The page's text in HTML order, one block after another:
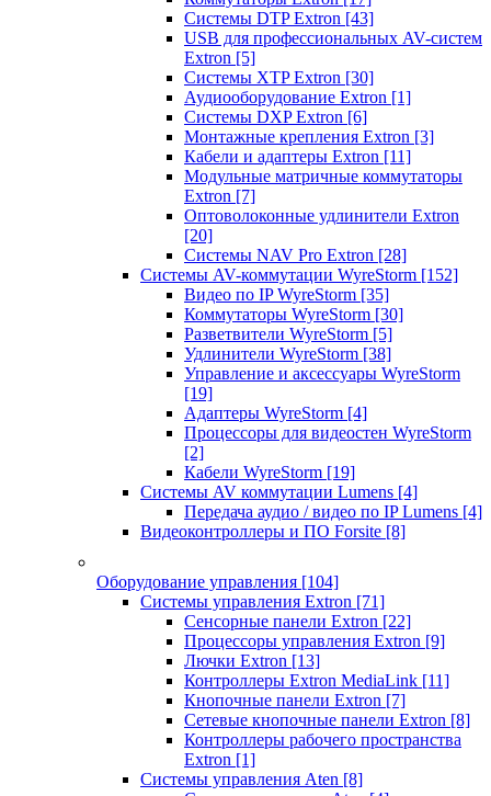
Системы DTP Extron [43]
USB для профессиональных AV-систем
Extron [5]
Системы XTP Extron [30]
Аудиооборудование Extron [1]
Системы DXP Extron [6]
Монтажные крепления Extron [3]
Кабели и адаптеры Extron [11]
Модульные матричные коммутаторы
Extron [7]
Оптоволоконные удлинители Extron
[20]
Системы NAV Pro Extron [28]
Системы AV-коммутации WyreStorm [152]
Видео по IP WyreStorm [35]
Коммутаторы WyreStorm [30]
Разветвители WyreStorm [5]
Удлинители WyreStorm [38]
Управление и аксессуары WyreStorm
[19]
Адаптеры WyreStorm [4]
Процессоры для видеостен WyreStorm
[2]
Кабели WyreStorm [19]
Системы AV коммутации Lumens [4]
Передача аудио / видео по IP Lumens [4]
Видеоконтроллеры и ПО Forsite [8]
Оборудование управления [104]
Системы управления Extron [71]
Сенсорные панели Extron [22]
Процессоры управления Extron [9]
Лючки Extron [13]
Контроллеры Extron MediaLink [11]
Кнопочные панели Extron [7]
Сетевые кнопочные панели Extron [8]
Контроллеры рабочего пространства
Extron [1]
Системы управления Aten [8]